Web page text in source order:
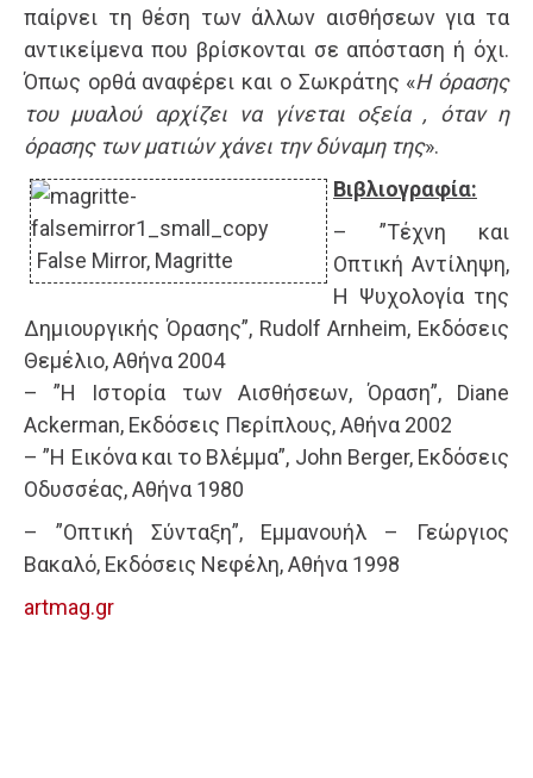
παίρνει τη θέση των άλλων αισθήσεων για τα
αντικείμενα που βρίσκονται σε απόσταση ή όχι.
Όπως ορθά αναφέρει και ο Σωκράτης «Η όρασης
του μυαλού αρχίζει να γίνεται οξεία , όταν η
όρασης των ματιών χάνει την δύναμη της».
False Mirror, Magritte
Βιβλιογραφία:
– ”Τέχνη και
Οπτική Αντίληψη,
Η Ψυχολογία της
Δημιουργικής Όρασης”, Rudolf Arnheim, Εκδόσεις
Θεμέλιο, Αθήνα 2004
– ”H Ιστορία των Αισθήσεων, Όραση”, Diane
Ackerman, Εκδόσεις Περίπλους, Αθήνα 2002
– ”Η Εικόνα και το Βλέμμα”, John Berger, Εκδόσεις
Οδυσσέας, Αθήνα 1980
– ”Οπτική Σύνταξη”, Εμμανουήλ – Γεώργιος
Βακαλό, Εκδόσεις Νεφέλη, Αθήνα 1998
artmag.gr